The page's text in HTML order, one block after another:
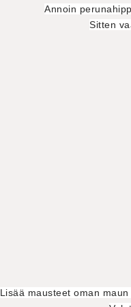
Annoin
Sitten
Lisää mausteet oman